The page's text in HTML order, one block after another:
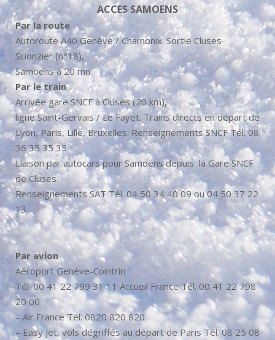
ACCES SAMOENS
Par la route
Autoroute A40 Genève / Chamonix. Sortie Cluses-
Scionzier (n°18),
Samoëns à 20 mn.
Par le train
Arrivée gare SNCF à Cluses (20 km),
ligne Saint-Gervais / Le Fayet. Trains directs en départ de
Lyon, Paris, Lille, Bruxelles. Renseignements SNCF Tél. 08
36 35 35 35
Liaison par autocars pour Samoëns depuis la Gare SNCF
de Cluses
Renseignements SAT Tél. 04 50 34 40 09 ou 04 50 37 22
13
Par avion
Aéroport Genève-Cointrin
Tél. 00 41 22 799 31 11 Accueil France Tél. 00 41 22 798
20 00
– Air France Tél. 0820 820 820
– Easy Jet, vols dégriffés au départ de Paris Tél. 08 25 08